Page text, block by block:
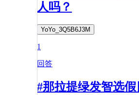
人吗？
YoYo_3Q5B6J3M
1
回答
#那拉提绿发智选